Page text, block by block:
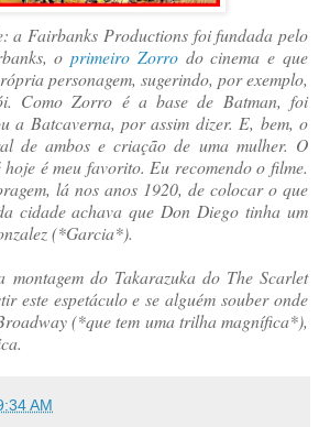
a Fairbanks Productions foi fundada pelo
oprimeiro Zorrodo cinema e que
personagem, sugerindo, por exemplo,
Como Zorro é a base de Batman, foi
a Batcaverna, por assim dizer. E, bem, o
de ambos e criação de uma mulher. O
é meu favorito. Eu recomendo o filme.
lá nos anos 1920, de colocar o que
cidade achava que Don Diego tinha um
(*Garcia*).
montagem do Takarazuka do The Scarlet
este espetáculo e se alguém souber onde
(*que tem uma trilha magnífica*),
AM